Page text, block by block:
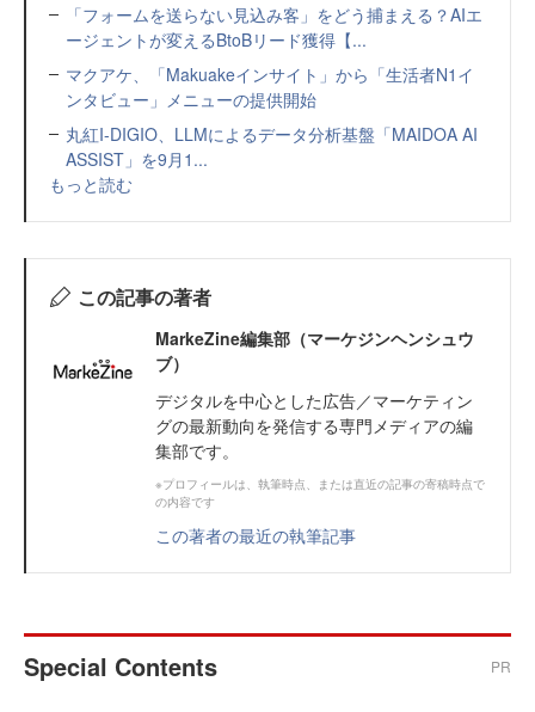
「フォームを送らない見込み客」をどう捕まえる？AIエ
ージェントが変えるBtoBリード獲得【...
マクアケ、「Makuakeインサイト」から「生活者N1イ
ンタビュー」メニューの提供開始
丸紅I-DIGIO、LLMによるデータ分析基盤「MAIDOA AI
ASSIST」を9月1...
もっと読む
この記事の著者
MarkeZine編集部（マーケジンヘンシュウ
ブ）
デジタルを中心とした広告／マーケティン
グの最新動向を発信する専門メディアの編
集部です。
※プロフィールは、執筆時点、または直近の記事の寄稿時点で
の内容です
この著者の最近の執筆記事
Special Contents PR